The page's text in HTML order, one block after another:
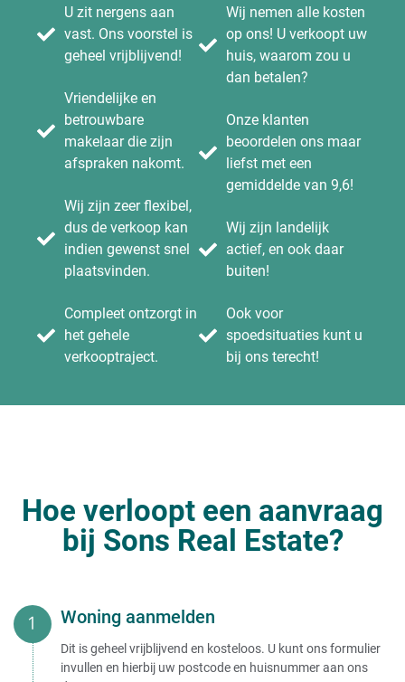
U zit nergens aan
vast. Ons voorstel is
geheel vrijblijvend!
Vriendelijke en
betrouwbare
makelaar die zijn
afspraken nakomt.
Wij zijn zeer flexibel,
dus de verkoop kan
indien gewenst snel
plaatsvinden.
Compleet ontzorgt in
het gehele
verkooptraject.
Wij nemen alle kosten
op ons! U verkoopt uw
huis, waarom zou u
dan betalen?
Onze klanten
beoordelen ons maar
liefst met een
gemiddelde van 9,6!
Wij zijn landelijk
actief, en ook daar
buiten!
Ook voor
spoedsituaties kunt u
bij ons terecht!
Hoe verloopt een aanvraag
bij Sons Real Estate?
Woning aanmelden
Dit is geheel vrijblijvend en kosteloos. U kunt ons formulier
invullen en hierbij uw postcode en huisnummer aan ons